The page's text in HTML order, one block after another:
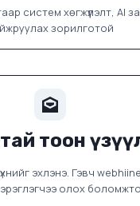
систем хөгжүүлэлт, AI
зорилготой
тоон
эхлэнэ. Гэвч
олох